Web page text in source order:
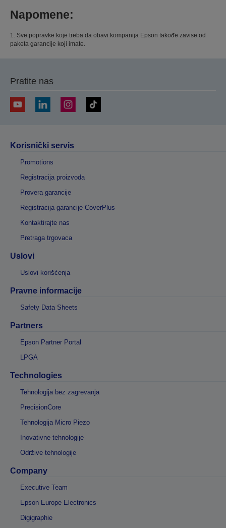
Napomene:
1. Sve popravke koje treba da obavi kompanija Epson takođe zavise od
paketa garancije koji imate.
Pratite nas
Korisnički servis
Promotions
Registracija proizvoda
Provera garancije
Registracija garancije CoverPlus
Kontaktirajte nas
Pretraga trgovaca
Uslovi
Uslovi korišćenja
Pravne informacije
Safety Data Sheets
Partners
Epson Partner Portal
LPGA
Technologies
Tehnologija bez zagrevanja
PrecisionCore
Tehnologija Micro Piezo
Inovativne tehnologije
Održive tehnologije
Company
Executive Team
Epson Europe Electronics
Digigraphie